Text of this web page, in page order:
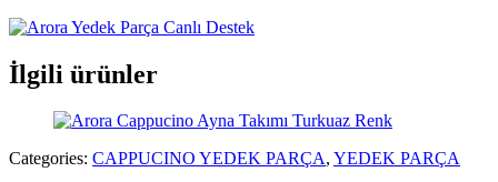
İlgili ürünler
Categories: CAPPUCINO YEDEK PARÇA, YEDEK PARÇA